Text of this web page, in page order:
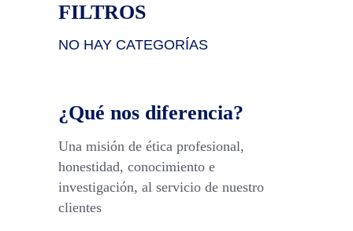
FILTROS
NO HAY CATEGORÍAS
¿Qué nos diferencia?
Una misión de ética profesional,
honestidad, conocimiento e
investigación, al servicio de nuestro
clientes